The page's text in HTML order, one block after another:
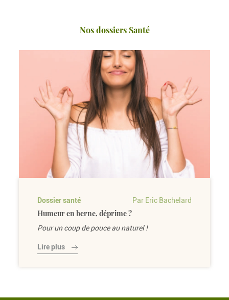
Nos dossiers Santé
Dossier santé Par Eric Bachelard
Humeur en berne, déprime ?
Pour un coup de pouce au naturel !
Lire plus